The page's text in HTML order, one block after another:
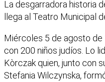
La desgarradora historia
llega al Teatro Municipal
Miércoles 5 de agosto de
con 200 niños judíos. Lo
Kòrczak quien, junto con
Stefania Wilczynska,